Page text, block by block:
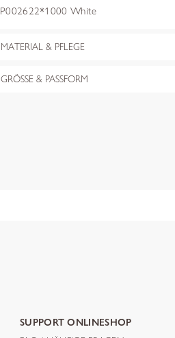
P002622*1000 White
MATERIAL & PFLEGE
GRÖSSE & PASSFORM
SUPPORT ONLINESHOP